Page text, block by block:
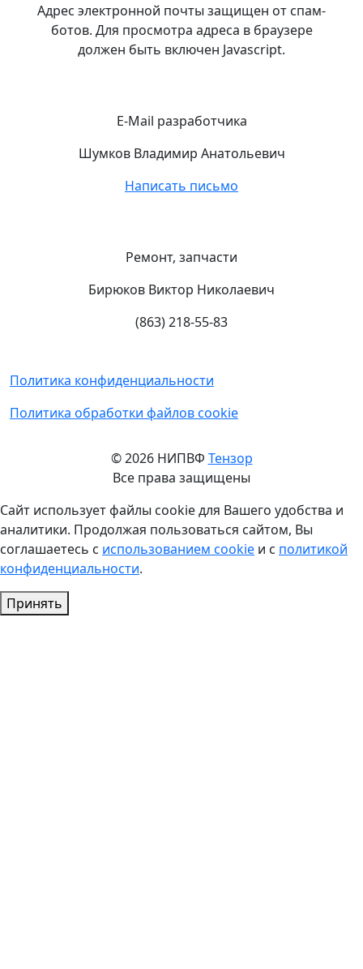
Адрес электронной почты защищен от спам-
ботов. Для просмотра адреса в браузере
должен быть включен Javascript.
E-Mail разработчика
Шумков Владимир Анатольевич
Написать письмо
Ремонт, запчасти
Бирюков Виктор Николаевич
(863) 218-55-83
Политика конфиденциальности
Политика обработки файлов cookie
© 2026 НИПВФ Тензор
Все права защищены
Сайт использует файлы cookie для Вашего удобства и
аналитики. Продолжая пользоваться сайтом, Вы
соглашаетесь с использованием cookie и с политикой
конфиденциальности.
Принять